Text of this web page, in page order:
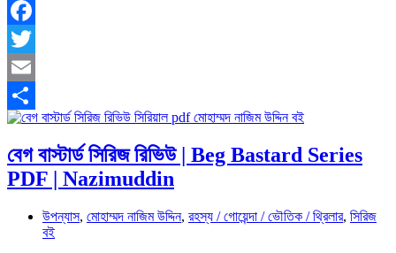
by
Uddin
Facebook
Twitter
Email
Share
বেগ বাস্টার্ড সিরিজ রিভিউ | Beg Bastard Series
PDF | Nazimuddin
উপন্যাস, মোহাম্মদ নাজিম উদ্দিন, রহস্য / গোয়েন্দা / ভৌতিক / থ্রিলার, সিরিজ
বই